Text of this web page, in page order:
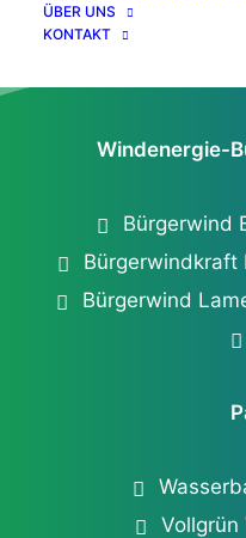
ÜBER UNS
KONTAKT
Windenergie-
Bürgerwind
Bürgerwindkraft
Bürgerwind
Vollgrün